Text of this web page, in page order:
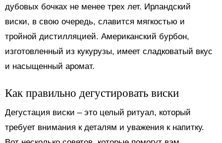
дубовых бочках не менее трех лет. Ирландский
виски, в свою очередь, славится мягкостью и
тройной дистилляцией. Американский бурбон,
изготовленный из кукурузы, имеет сладковатый вкус
и насыщенный аромат.
Как правильно дегустировать виски
Дегустация виски – это целый ритуал, который
требует внимания к деталям и уважения к напитку.